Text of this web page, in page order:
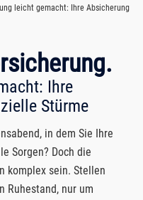
leicht gemacht: Ihre Absicherung
Ihre
Stürme
in dem Sie Ihre
Sorgen? Doch die
komplex sein. Stellen
Ruhestand, nur um